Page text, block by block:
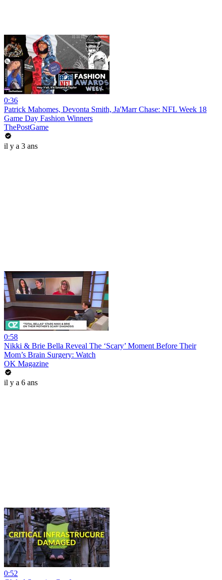
0:36
Patrick Mahomes, Devonta Smith, Ja'Marr Chase: NFL Week 18
Game Day Fashion Winners
ThePostGame
il y a 3 ans
0:58
Nikki & Brie Bella Reveal The ‘Scary’ Moment Before Their
Mom’s Brain Surgery: Watch
OK Magazine
il y a 6 ans
0:52